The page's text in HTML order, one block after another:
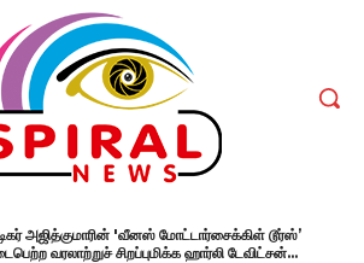
அஜித்குமாரின் 'வீனஸ் மோட்டார்சைக்கிள் டூர்ஸ்’
வரலாற்றுச் சிறப்புமிக்க ஹார்லி டேவிட்சன்...